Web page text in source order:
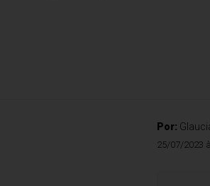
Por:
25/07/2023